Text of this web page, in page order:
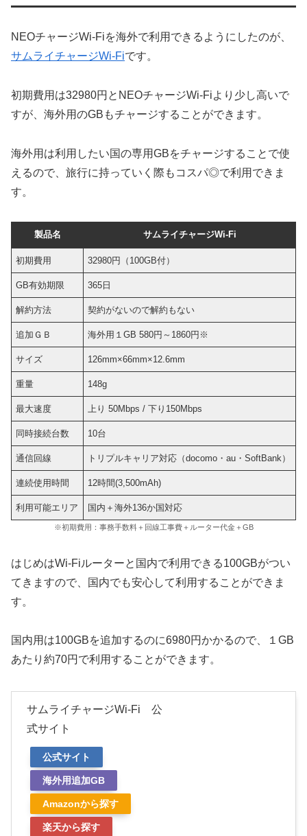
NEOチャージWi-Fiを海外で利用できるようにしたのが、
サムライチャージWi-Fiです。
初期費用は32980円とNEOチャージWi-Fiより少し高いで
すが、海外用のGBもチャージすることができます。
海外用は利用したい国の専用GBをチャージすることで使
えるので、旅行に持っていく際もコスパ◎で利用できま
す。
製品名 サムライチャージWi-Fi
初期費用 32980円（100GB付）
GB有効期限 365日
解約方法 契約がないので解約もない
追加ＧＢ 海外用１GB 580円～1860円※
サイズ 126mm×66mm×12.6mm
重量 148g
最大速度 上り 50Mbps / 下り150Mbps
同時接続台数 10台
通信回線 トリプルキャリア対応（docomo・au・SoftBank）
連続使用時間 12時間(3,500mAh)
利用可能エリア 国内＋海外136か国対応
※初期費用：事務手数料＋回線工事費＋ルーター代金＋GB
はじめはWi-Fiルーターと国内で利用できる100GBがつい
てきますので、国内でも安心して利用することができま
す。
国内用は100GBを追加するのに6980円かかるので、１GB
あたり約70円で利用することができます。
サムライチャージWi-Fi 公
式サイト
公式サイト
海外用追加GB
Amazonから探す
楽天から探す